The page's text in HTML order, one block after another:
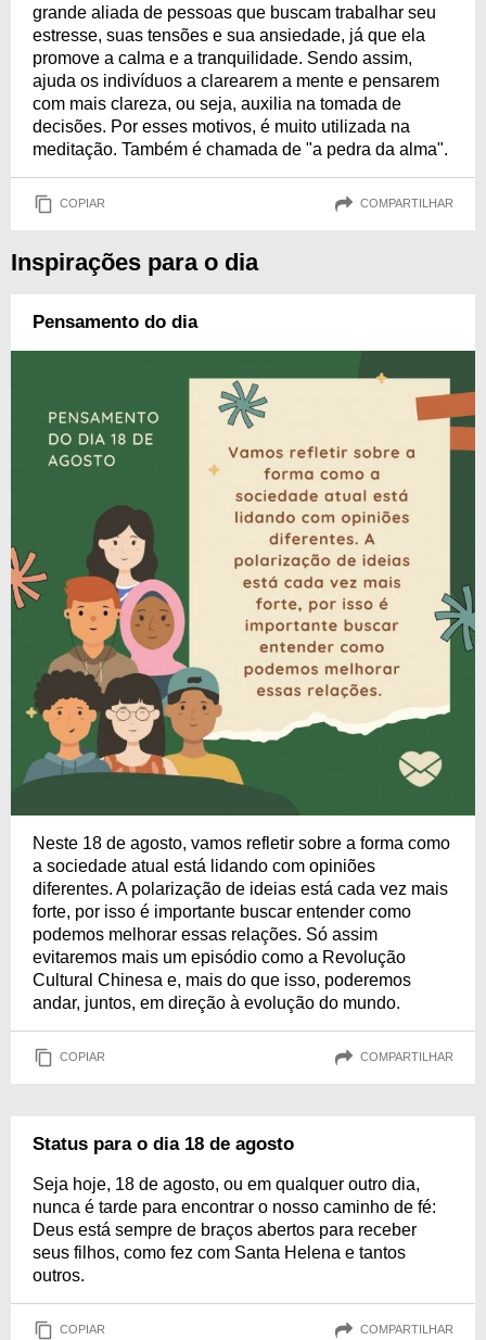
grande aliada de pessoas que buscam trabalhar seu
estresse, suas tensões e sua ansiedade, já que ela
promove a calma e a tranquilidade. Sendo assim,
ajuda os indivíduos a clarearem a mente e pensarem
com mais clareza, ou seja, auxilia na tomada de
decisões. Por esses motivos, é muito utilizada na
meditação. Também é chamada de "a pedra da alma".
COPIAR COMPARTILHAR
Inspirações para o dia
Pensamento do dia
Neste 18 de agosto, vamos refletir sobre a forma como
a sociedade atual está lidando com opiniões
diferentes. A polarização de ideias está cada vez mais
forte, por isso é importante buscar entender como
podemos melhorar essas relações. Só assim
evitaremos mais um episódio como a Revolução
Cultural Chinesa e, mais do que isso, poderemos
andar, juntos, em direção à evolução do mundo.
COPIAR COMPARTILHAR
Status para o dia 18 de agosto
Seja hoje, 18 de agosto, ou em qualquer outro dia,
nunca é tarde para encontrar o nosso caminho de fé:
Deus está sempre de braços abertos para receber
seus filhos, como fez com Santa Helena e tantos
outros.
COPIAR COMPARTILHAR